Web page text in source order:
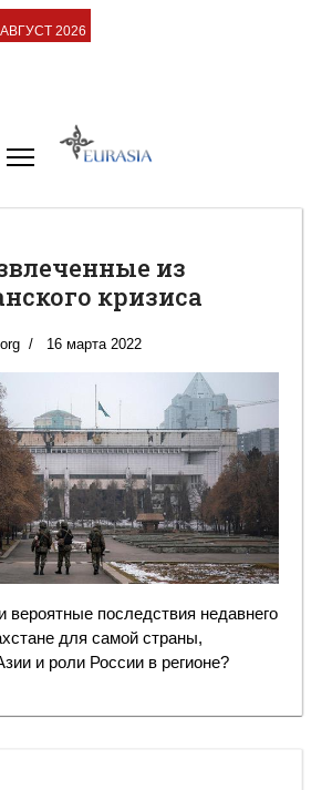
2026
из
кризиса
16 марта 2022
вероятные последствия недавнего
для самой страны,
и роли России в регионе?